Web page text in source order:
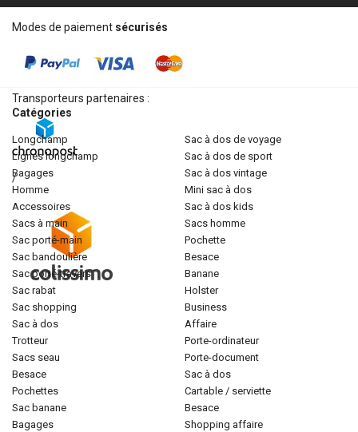
Modes de paiement sécurisés
Transporteurs partenaires :
/
Catégories
longchamp
lignes longchamp
bagages
homme
accessoires
sacs à main
sac porté-main
sac bandoulière
sac porté-travers
sac rabat
sac shopping
sac à dos
trotteur
sacs seau
besace
pochettes
sac banane
bagages
sac à dos de voyage
sac à dos de sport
sac à dos vintage
mini sac à dos
sac à dos kids
sacs homme
pochette
besace
banane
holster
business
affaire
porte-ordinateur
porte-document
sac à dos
cartable / serviette
besace
shopping affaire